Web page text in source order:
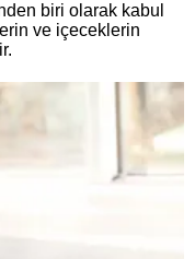
biri olarak kabul
ve içeceklerin